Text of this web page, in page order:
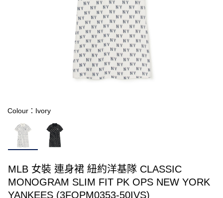
Colour：Ivory
MLB 女裝 連身裙 紐約洋基隊 CLASSIC
MONOGRAM SLIM FIT PK OPS NEW YORK
YANKEES (3FOPM0353-50IVS)